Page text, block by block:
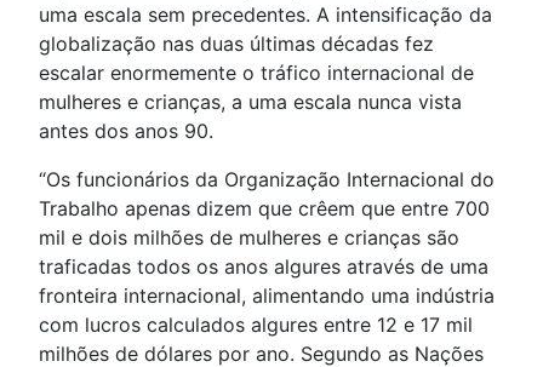
uma escala sem precedentes. A intensificação da
globalização nas duas últimas décadas fez
escalar enormemente o tráfico internacional de
mulheres e crianças, a uma escala nunca vista
antes dos anos 90.
“Os funcionários da Organização Internacional do
Trabalho apenas dizem que crêem que entre 700
mil e dois milhões de mulheres e crianças são
traficadas todos os anos algures através de uma
fronteira internacional, alimentando uma indústria
com lucros calculados algures entre 12 e 17 mil
milhões de dólares por ano. Segundo as Nações